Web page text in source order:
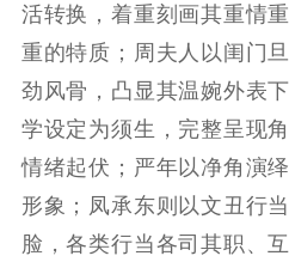
统计分析
审读
电影
服务
理论
共建共
责任编辑注册
活转换，着重刻画其重情
重的特质；周夫人以闺门
劲风骨，凸显其温婉外表
学设定为须生，完整呈现
情绪起伏；严年以净角演
形象；凤承东则以文丑行
脸，各类行当各司其职、